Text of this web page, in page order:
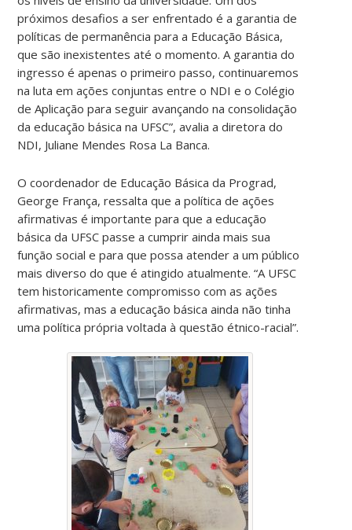
próximos desafios a ser enfrentado é a garantia de
políticas de permanência para a Educação Básica,
que são inexistentes até o momento. A garantia do
ingresso é apenas o primeiro passo, continuaremos
na luta em ações conjuntas entre o NDI e o Colégio
de Aplicação para seguir avançando na consolidação
da educação básica na UFSC”, avalia a diretora do
NDI, Juliane Mendes Rosa La Banca.
O coordenador de Educação Básica da Prograd,
George França, ressalta que a política de ações
afirmativas é importante para que a educação
básica da UFSC passe a cumprir ainda mais sua
função social e para que possa atender a um público
mais diverso do que é atingido atualmente. “A UFSC
tem historicamente compromisso com as ações
afirmativas, mas a educação básica ainda não tinha
uma política própria voltada à questão étnico-racial”.